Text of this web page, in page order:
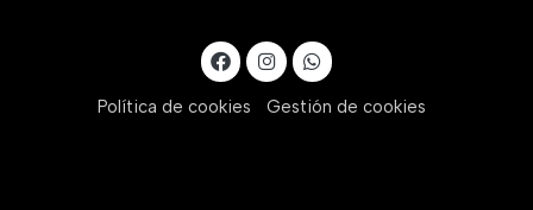
Política de cookies Gestión de cookies